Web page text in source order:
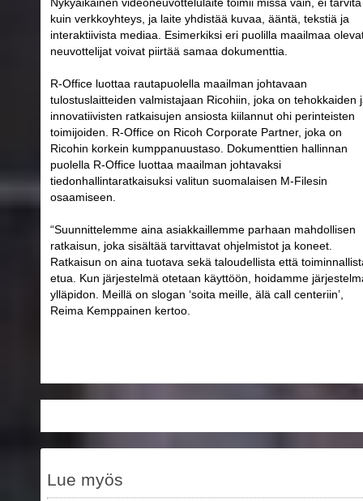
kuin verkkoyhteys, ja laite yhdistää kuvaa, ääntä, tekstiä ja
interaktiivista mediaa. Esimerkiksi eri puolilla maailmaa
neuvottelijat voivat piirtää samaa dokumenttia.
R-Office luottaa rautapuolella maailman johtavaan
tulostuslaitteiden valmistajaan Ricohiin, joka on tehokkaiden
innovatiivisten ratkaisujen ansiosta kiilannut ohi perinteisten
toimijoiden. R-Office on Ricoh Corporate Partner, joka on
Ricohin korkein kumppanuustaso. Dokumenttien hallinnan
puolella R-Office luottaa maailman johtavaksi
tiedonhallintaratkaisuksi valitun suomalaisen M-Filesin
osaamiseen.
“Suunnittelemme aina asiakkaillemme parhaan mahdollisen
ratkaisun, joka sisältää tarvittavat ohjelmistot ja koneet.
Ratkaisun on aina tuotava sekä taloudellista että
etua. Kun järjestelmä otetaan käyttöön, hoidamme
ylläpidon. Meillä on slogan ‘soita meille, älä call centeriin’,
Reima Kemppainen kertoo.
Lue myös